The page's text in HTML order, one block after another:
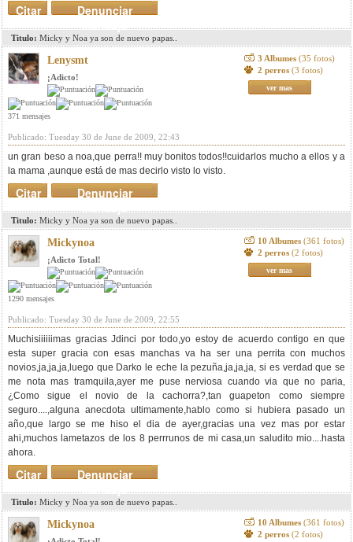
Denunciar
mensaje
Citar
Titulo: Micky y Noa ya son de nuevo papas..
Lenysmt
¡Adicto!
371 mensajes
3 Albumes (35 fotos)
2 perros (3 fotos)
ver mas
Publicado: Tuesday 30 de June de 2009, 22:43
un gran beso a noa,que perra!! muy bonitos todos!!cuidarlos mucho a ellos y a
la mama ,aunque está de mas decirlo visto lo visto.
Denunciar
mensaje
Citar
Titulo: Micky y Noa ya son de nuevo papas..
Mickynoa
¡Adicto Total!
1290 mensajes
10 Albumes (361 fotos)
2 perros (2 fotos)
ver mas
Publicado: Tuesday 30 de June de 2009, 22:55
Muchisiiiiiimas gracias Jdinci por todo,yo estoy de acuerdo contigo en que
esta super gracia con esas manchas va ha ser una perrita con muchos
novios,ja,ja,ja,luego que Darko le eche la pezuña,ja,ja,ja, si es verdad que se
me nota mas tramquila,ayer me puse nerviosa cuando via que no paria,
¿Como sigue el novio de la cachorra?,tan guapeton como siempre
seguro....,alguna anecdota ultimamente,hablo como si hubiera pasado un
año,que largo se me hiso el dia de ayer,gracias una vez mas por estar
ahi,muchos lametazos de los 8 perrrunos de mi casa,un saludito mio....hasta
ahora.
Denunciar
mensaje
Citar
Titulo: Micky y Noa ya son de nuevo papas..
Mickynoa 10 Albumes (361 fotos)
2 perros (2 fotos)